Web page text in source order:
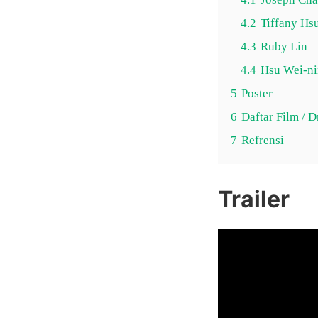
4.2 Tiffany
4.3 Ruby Lin
4.4 Hsu Wei-
5 Poster
6 Daftar Film /
7 Refrensi
Trailer